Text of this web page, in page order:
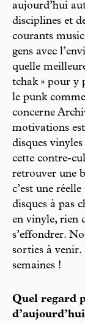
aujourd’hui
disciplines et
courants
gens avec
quelle
tchak » pour y
le punk
concerne
motivations est
disques
cette contre-
retrouver une
c’est une
disques à pas
en vinyle, rien
s’effondrer.
sorties à venir.
semaines !
Quel regard